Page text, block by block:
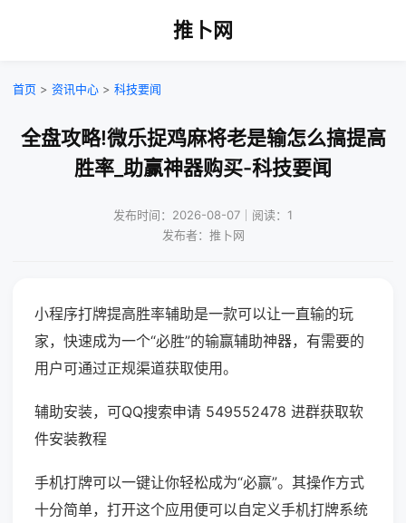
推卜网
首页 > 资讯中心 > 科技要闻
全盘攻略!微乐捉鸡麻将老是输怎么搞提高
胜率_助赢神器购买-科技要闻
发布时间：2026-08-07｜阅读：1
发布者：推卜网
小程序打牌提高胜率辅助是一款可以让一直输的玩
家，快速成为一个“必胜”的输赢辅助神器，有需要的
用户可通过正规渠道获取使用。
辅助安装，可QQ搜索申请 549552478 进群获取软
件安装教程
手机打牌可以一键让你轻松成为“必赢”。其操作方式
十分简单，打开这个应用便可以自定义手机打牌系统